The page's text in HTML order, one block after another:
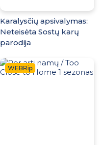
Karalysčių apsivalymas:
Neteisėta Sostų karų
parodija
WEBRip